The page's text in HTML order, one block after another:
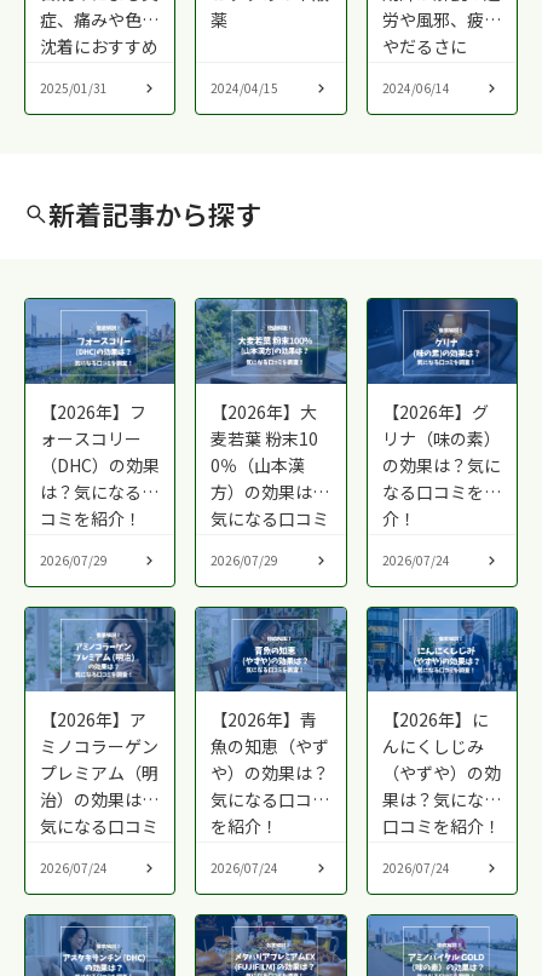
症、痛みや色素
沈着におすすめ
2025/01/31
薬
2024/04/15
労や風邪、疲れ
やだるさに
2024/06/14
新着記事から探す
【2026年】フ
ォースコリー
（DHC）の効果
は？気になる口
コミを紹介！
2026/07/29
【2026年】大
麦若葉 粉末10
0％（山本漢
方）の効果は？
気になる口コミ
2026/07/29
【2026年】グ
リナ（味の素）
の効果は？気に
なる口コミを紹
介！
2026/07/24
【2026年】ア
ミノコラーゲン
プレミアム（明
治）の効果は？
気になる口コミ
2026/07/24
【2026年】青
魚の知恵（やず
や）の効果は？
気になる口コミ
を紹介！
2026/07/24
【2026年】に
んにくしじみ
（やずや）の効
果は？気になる
口コミを紹介！
2026/07/24